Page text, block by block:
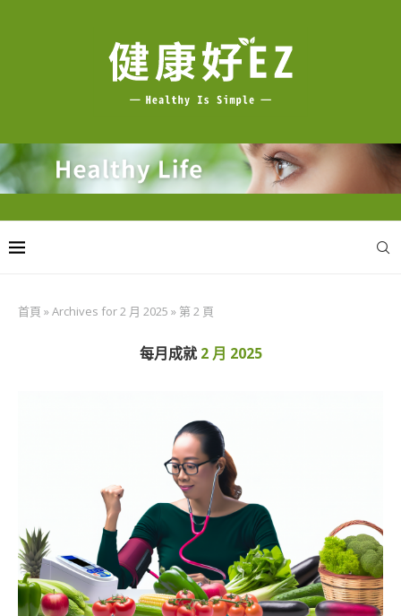
首頁 »Archives for 2 月 2025 » 第 2 頁
每月成就2 月 2025